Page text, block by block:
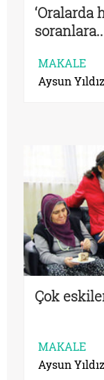
‘Oralarda
MAKALE
Aysun Yıldız
Çok
MAKALE
Aysun Yıldız